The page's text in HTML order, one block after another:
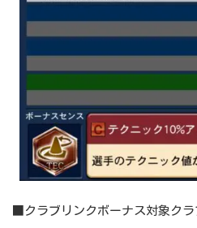
■クラブリンクボーナス対象クラ